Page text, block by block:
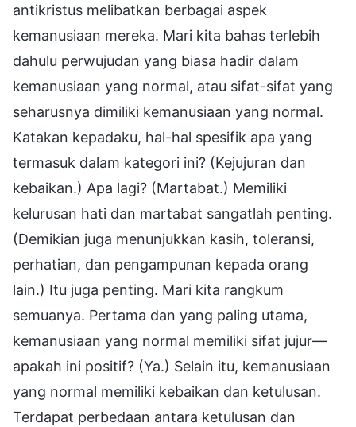
antikristus melibatkan berbagai aspek
kemanusiaan mereka. Mari kita bahas terlebih
dahulu perwujudan yang biasa hadir dalam
kemanusiaan yang normal, atau sifat-sifat yang
seharusnya dimiliki kemanusiaan yang normal.
Katakan kepadaku, hal-hal spesifik apa yang
termasuk dalam kategori ini? (Kejujuran dan
kebaikan.) Apa lagi? (Martabat.) Memiliki
kelurusan hati dan martabat sangatlah penting.
(Demikian juga menunjukkan kasih, toleransi,
perhatian, dan pengampunan kepada orang
lain.) Itu juga penting. Mari kita rangkum
semuanya. Pertama dan yang paling utama,
kemanusiaan yang normal memiliki sifat jujur—
apakah ini positif? (Ya.) Selain itu, kemanusiaan
yang normal memiliki kebaikan dan ketulusan.
Terdapat perbedaan antara ketulusan dan